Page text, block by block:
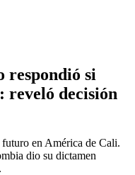
respondió si
reveló decisión
en América de Cali.
dio su dictamen